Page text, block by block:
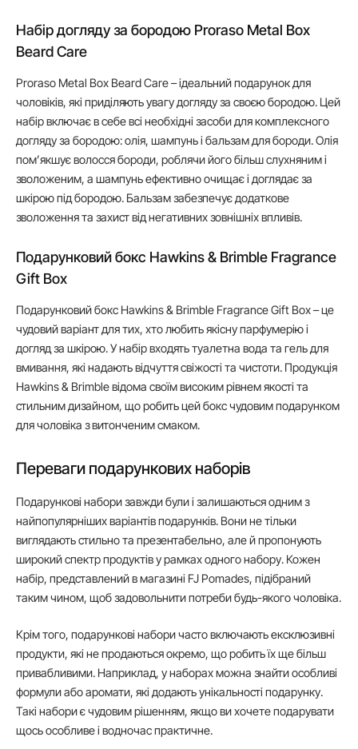
Набір догляду за бородою Proraso Metal Box
Beard Care
Proraso Metal Box Beard Care – ідеальний подарунок для
чоловіків, які приділяють увагу догляду за своєю бородою. Цей
набір включає в себе всі необхідні засоби для комплексного
догляду за бородою: олія, шампунь і бальзам для бороди. Олія
пом’якшує волосся бороди, роблячи його більш слухняним і
зволоженим, а шампунь ефективно очищає і доглядає за
шкірою під бородою. Бальзам забезпечує додаткове
зволоження та захист від негативних зовнішніх впливів.
Подарунковий бокс Hawkins & Brimble Fragrance
Gift Box
Подарунковий бокс Hawkins & Brimble Fragrance Gift Box – це
чудовий варіант для тих, хто любить якісну парфумерію і
догляд за шкірою. У набір входять туалетна вода та гель для
вмивання, які надають відчуття свіжості та чистоти. Продукція
Hawkins & Brimble відома своїм високим рівнем якості та
стильним дизайном, що робить цей бокс чудовим подарунком
для чоловіка з витонченим смаком.
Переваги подарункових наборів
Подарункові набори завжди були і залишаються одним з
найпопулярніших варіантів подарунків. Вони не тільки
виглядають стильно та презентабельно, але й пропонують
широкий спектр продуктів у рамках одного набору. Кожен
набір, представлений в магазині FJ Pomades, підібраний
таким чином, щоб задовольнити потреби будь-якого чоловіка.
Крім того, подарункові набори часто включають ексклюзивні
продукти, які не продаються окремо, що робить їх ще більш
привабливими. Наприклад, у наборах можна знайти особливі
формули або аромати, які додають унікальності подарунку.
Такі набори є чудовим рішенням, якщо ви хочете подарувати
щось особливе і водночас практичне.